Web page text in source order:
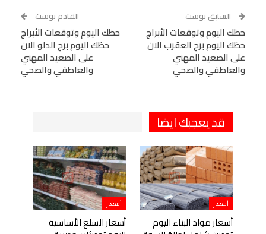
Tumblr
البريد الإلكتروني
StumbleUpon
VK
Digg
LINE
BlackBerry
Viber
طباعة
OK.ru
السابق بوست
حظك اليوم وتوقعات الأبراج
حظك اليوم برج العقرب الان
على الصعيد المهني
والعاطفي والصحي
القادم بوست
حظك اليوم وتوقعات الأبراج
حظك اليوم برج الدلو الان
على الصعيد المهني
والعاطفي والصحي
قد يعجبك ايضا
أسعار
أسعار مواد البناء اليوم
أسعار
أسعار السلع الأساسية